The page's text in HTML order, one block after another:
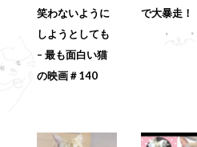
笑わないように
しようとしても
– 最も面白い猫
の映画＃140
で大暴走！